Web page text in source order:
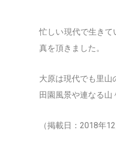
忙しい現代で生き
真を頂きました。
大原は現代でも里山
田園風景や連なる山
（掲載日：2018年